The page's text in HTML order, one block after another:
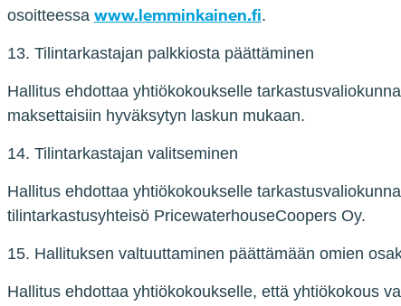
osoitteessa www.lemminkainen.fi.
13. Tilintarkastajan palkkiosta päättäminen
Hallitus ehdottaa yhtiökokoukselle
maksettaisiin hyväksytyn laskun mukaan.
14. Tilintarkastajan valitseminen
Hallitus ehdottaa yhtiökokoukselle
tilintarkastusyhteisö PricewaterhouseCoopers Oy.
15. Hallituksen valtuuttaminen päättämään omien
Hallitus ehdottaa yhtiökokoukselle, että yhtiökokous